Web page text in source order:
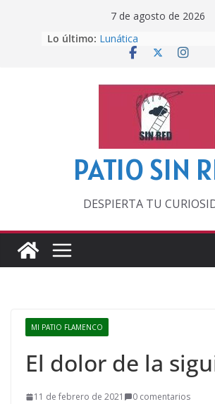
7 de agosto de 2026
Lo último: Lunática
Pero, hasta entonces…
‘La broma infinita’ de
lecturas veraniegas
PATIO SIN
DESPIERTA TU
MI PATIO FLAMENCO
El dolor de la
11 de febrero de 2021
0 comentarios